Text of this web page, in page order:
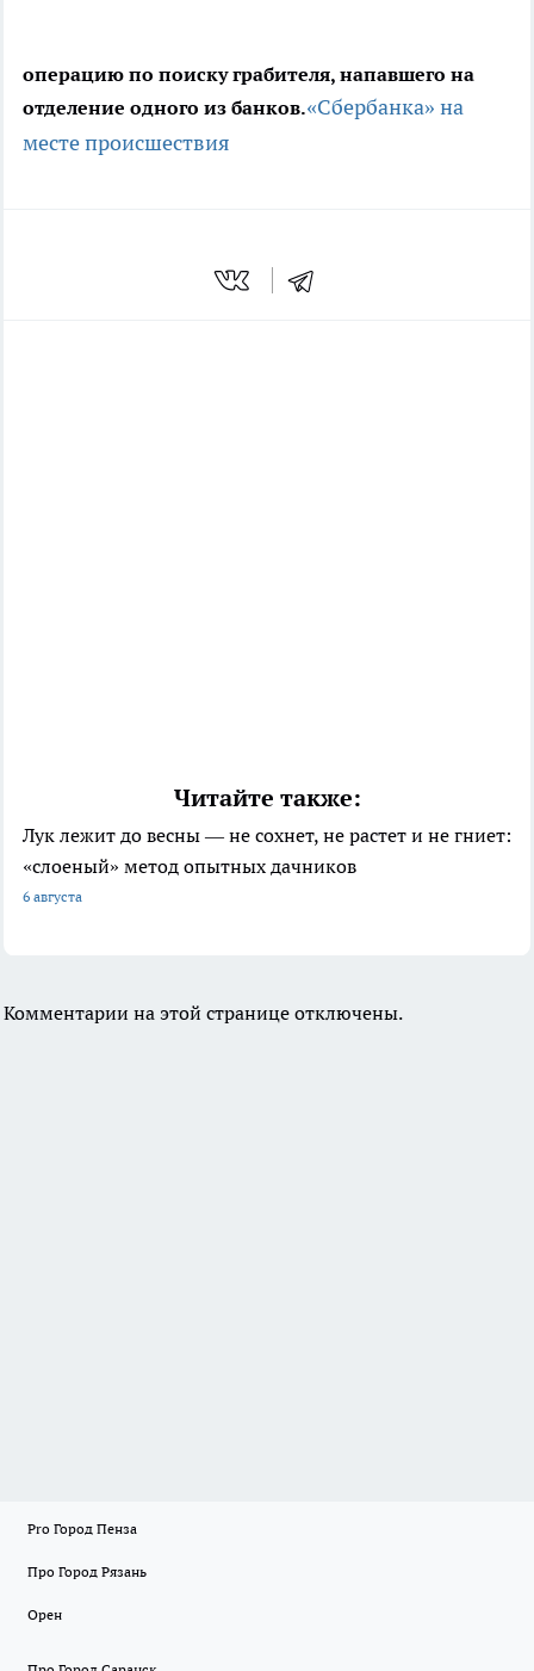
операцию по поиску грабителя, напавшего на
отделение одного из банков.«Сбербанка» на
месте происшествия
Читайте также:
Лук лежит до весны — не сохнет, не растет и не гниет:
«слоеный» метод опытных дачников
6 августа
Комментарии на этой странице отключены.
Pro Город Пенза
Про Город Рязань
Орен